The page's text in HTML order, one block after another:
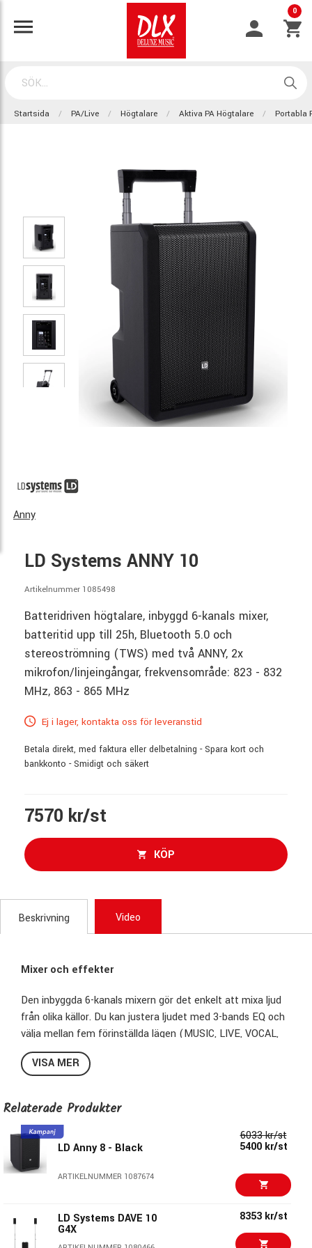
0
Startsida PA/Live Högtalare Aktiva PA Högtalare Portabla
Anny
LD Systems ANNY 10
Artikelnummer 1085498
Batteridriven högtalare, inbyggd 6-kanals mixer,
batteritid upp till 25h, Bluetooth 5.0 och
stereoströmning (TWS) med två ANNY, 2x
mikrofon/linjeingångar, frekvensområde: 823 - 832
MHz, 863 - 865 MHz
Ej i lager, kontakta oss för leveranstid
Betala direkt, med faktura eller delbetalning - Spara kort och
bankkonto - Smidigt och säkert
7570 kr/st
KÖP
Beskrivning Video
Mixer och effekter
Den inbyggda 6-kanals mixern gör det enkelt att mixa ljud
från olika källor. Du kan justera ljudet med 3-bands EQ och
välja mellan fem förinställda lägen (MUSIC, LIVE, VOCAL,
ECO,FLAT).Lägg till lite extra känsla med reverb och delay
effekter.
ANNY 10 har anslutningar för alla dina behov.
Anslut
mikrofoner, instrument eller annan ljudutrustning via de två
kombinerade mikrofon-/lineingångarna.
streama musik trådlöst via Bluetooth 5.
0 med aptX-codec
5mm AUX-ingång och RCA-
ingångar.
Utöka systemet
VISA MER
Relaterade Produkter
LD Anny 8 - Black
ARTIKELNUMMER 1087674
6033 kr/st
5400 kr/st
LD Systems DAVE 10
G4X
8353 kr/st